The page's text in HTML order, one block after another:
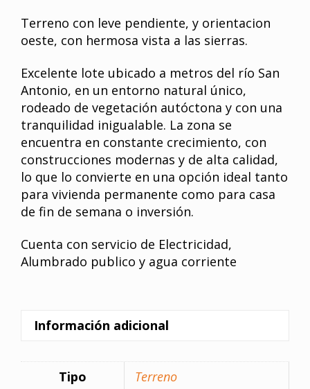
Terreno con leve pendiente, y orientacion
oeste, con hermosa vista a las sierras.
Excelente lote ubicado a metros del río San
Antonio, en un entorno natural único,
rodeado de vegetación autóctona y con una
tranquilidad inigualable. La zona se
encuentra en constante crecimiento, con
construcciones modernas y de alta calidad,
lo que lo convierte en una opción ideal tanto
para vivienda permanente como para casa
de fin de semana o inversión.
Cuenta con servicio de Electricidad,
Alumbrado publico y agua corriente
Información adicional
Tipo
Terreno